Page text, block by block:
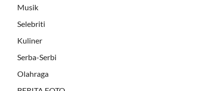
Musik
Selebriti
Kuliner
Serba-Serbi
Olahraga